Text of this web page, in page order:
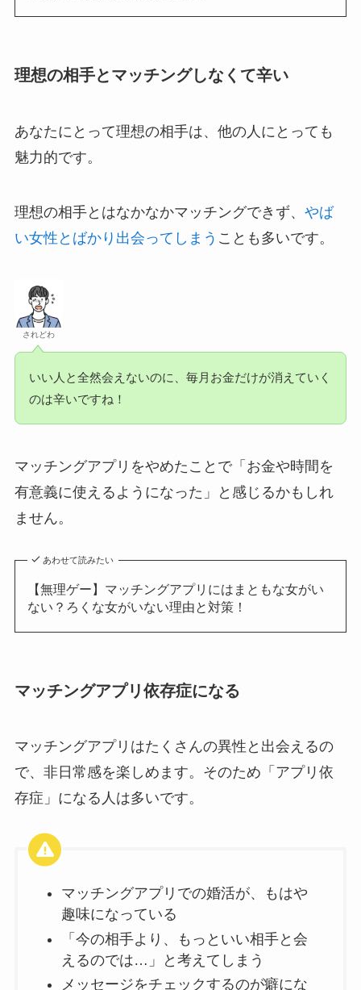
理想の相手とマッチングしなくて辛い
あなたにとって理想の相手は、他の人にとっても
魅力的です。
理想の相手とはなかなかマッチングできず、 やば
い女性とばかり出会ってしまう ことも多いです。
されどわ
いい人と全然会えないのに、毎月お金だけが消えていく
のは辛いですね！
マッチングアプリをやめたことで「お金や時間を
有意義に使えるようになった」と感じるかもしれ
ません。
あわせて読みたい
【無理ゲー】マッチングアプリにはまともな女がい
ない？ろくな女がいない理由と対策！
マッチングアプリ依存症になる
マッチングアプリはたくさんの異性と出会えるの
で、非日常感を楽しめます。そのため「アプリ依
存症」になる人は多いです。
マッチングアプリでの婚活が、もはや
趣味になっている
「今の相手より、もっといい相手と会
えるのでは…」と考えてしまう
メッセージをチェックするのが癖にな